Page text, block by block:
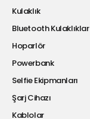
Kulaklık
Bluetooth Kulaklıklar
Hoparlör
Powerbank
Selfie Ekipmanları
Şarj Cihazı
Kablolar